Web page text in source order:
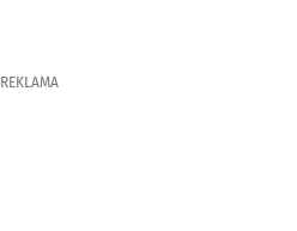
REKLAMA